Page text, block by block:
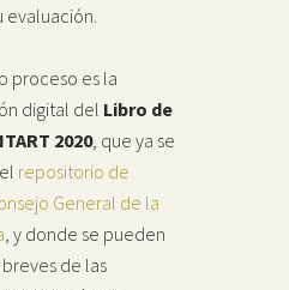
evaluación.
proceso es la
digital del Libro de
2020, que ya se
repositorio de
General de la
, y donde se pueden
de las